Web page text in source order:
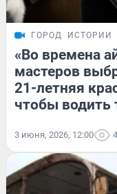
ГОРОД ИСТОРИИ
«Во времена
мастеров
21-летняя
чтобы водить
3 июня, 2026, 12:00